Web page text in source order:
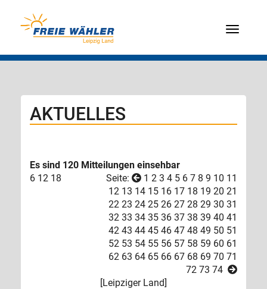
Menü
AKTUELLES
Es sind 120 Mitteilungen einsehbar
6 12 18 Seite: 1 2 3 4 5 6 7 8 9 10 11
12 13 14 15 16 17 18 19 20 21
22 23 24 25 26 27 28 29 30 31
32 33 34 35 36 37 38 39 40 41
42 43 44 45 46 47 48 49 50 51
52 53 54 55 56 57 58 59 60 61
62 63 64 65 66 67 68 69 70 71
72 73 74
[Leipziger Land]